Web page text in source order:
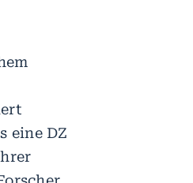
eine DZ